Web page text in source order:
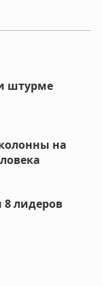
штурме
на
8 лидеров